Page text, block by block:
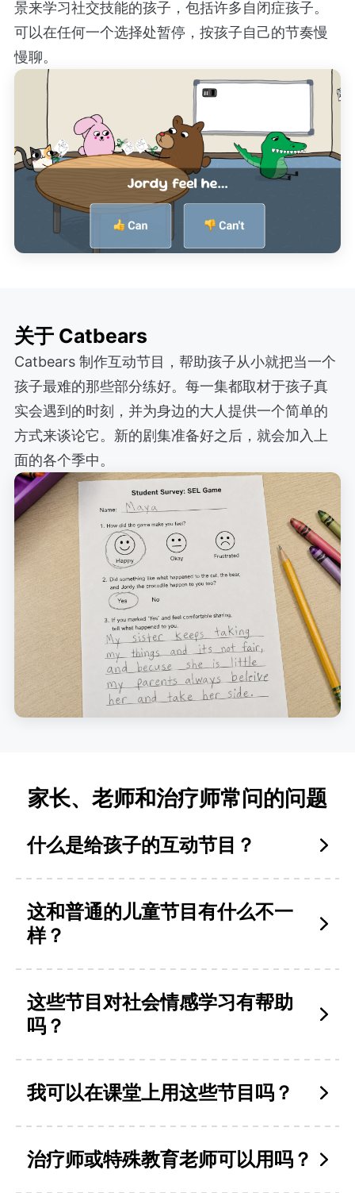
景来学习社交技能的孩子，包括许多自闭症孩子。
可以在任何一个选择处暂停，按孩子自己的节奏慢
慢聊。
关于 Catbears
Catbears 制作互动节目，帮助孩子从小就把当一个
孩子最难的那些部分练好。每一集都取材于孩子真
实会遇到的时刻，并为身边的大人提供一个简单的
方式来谈论它。新的剧集准备好之后，就会加入上
面的各个季中。
家长、老师和治疗师常问的问题
什么是给孩子的互动节目？
这和普通的儿童节目有什么不一
样？
这些节目对社会情感学习有帮助
吗？
我可以在课堂上用这些节目吗？
治疗师或特殊教育老师可以用吗？